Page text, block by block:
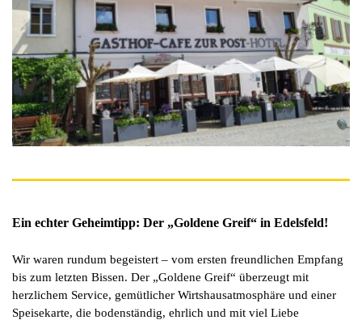
Ein echter Geheimtipp: Der „Goldene Greif“ in Edelsfeld!
Wir waren rundum begeistert – vom ersten freundlichen Empfang
bis zum letzten Bissen. Der „Goldene Greif“ überzeugt mit
herzlichem Service, gemütlicher Wirtshausatmosphäre und einer
Speisekarte, die bodenständig, ehrlich und mit viel Liebe